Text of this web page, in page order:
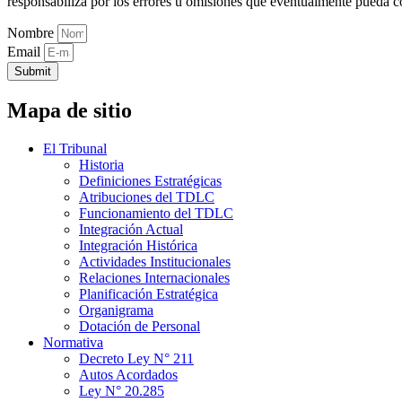
Nombre
Email
Submit
Mapa de sitio
El Tribunal
Historia
Definiciones Estratégicas
Atribuciones del TDLC
Funcionamiento del TDLC
Integración Actual
Integración Histórica
Actividades Institucionales
Relaciones Internacionales
Planificación Estratégica
Organigrama
Dotación de Personal
Normativa
Decreto Ley N° 211
Autos Acordados
Ley N° 20.285